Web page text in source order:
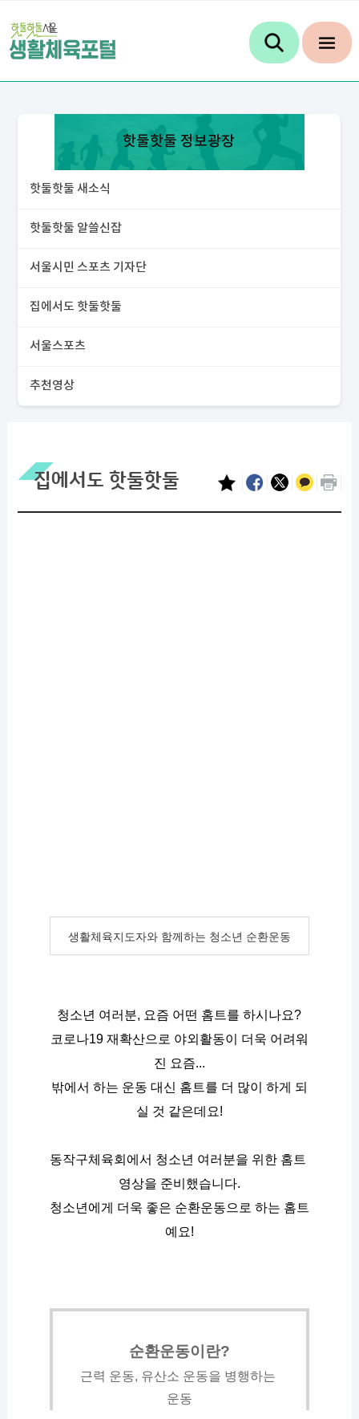
핫둘핫둘 정보광장
핫둘핫둘 새소식
핫둘핫둘 알쓸신잡
서울시민 스포츠 기자단
집에서도 핫둘핫둘
서울스포츠
추천영상
집에서도 핫둘핫둘
생활체육지도자와 함께하는 청소년 순환운동
청소년 여러분, 요즘 어떤 홈트를 하시나요?
코로나19 재확산으로 야외활동이 더욱 어려워
진 요즘...
밖에서 하는 운동 대신 홈트를 더 많이 하게 되
실 것 같은데요!
동작구체육회에서 청소년 여러분을 위한 홈트
영상을 준비했습니다.
청소년에게 더욱 좋은 순환운동으로 하는 홈트
예요!
순환운동이란?
근력 운동, 유산소 운동을 병행하는
운동